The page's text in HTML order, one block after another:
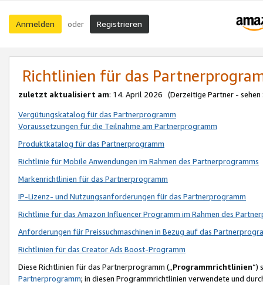
Anmelden oder Registrieren
Richtlinien für das
zuletzt aktualisiert am: 14. April 2026 (Derzeitige Partner - sehen
Vergütungskatalog für das Partnerprogramm
Voraussetzungen für die Teilnahme am Partnerprogramm
Produktkatalog für das Partnerprogramm
Richtlinie für Mobile Anwendungen im Rahmen des Partnerprogramms
Markenrichtlinien für das Partnerprogramm
IP-Lizenz- und Nutzungsanforderungen für das Partnerprogramm
Richtlinie für das Amazon Influencer Programm im Rahmen des
Anforderungen für Preissuchmaschinen in Bezug auf das
Richtlinien für das Creator Ads Boost-Programm
Diese Richtlinien für das Partnerprogramm („Programmrichtlinien“)
Partnerprogramm; in diesen Programmrichtlinien verwendete und